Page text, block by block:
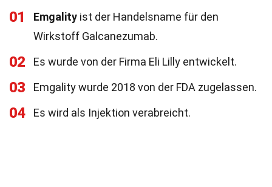
01 Emgality ist der Handelsname für den
Wirkstoff Galcanezumab.
02 Es wurde von der Firma Eli Lilly entwickelt.
03 Emgality wurde 2018 von der FDA zugelassen.
04 Es wird als Injektion verabreicht.